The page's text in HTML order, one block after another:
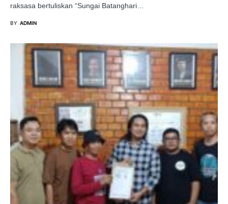
raksasa bertuliskan “Sungai Batanghari…
BY ADMIN